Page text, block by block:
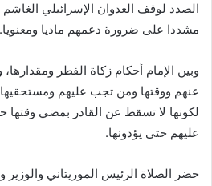
الصدد لوقف العدوان الإسرائيلي
مشددا على ضرورة دعمهم ماديا ومعنويا.
وبين الإمام أحكام زكاة الفطر
عنهم ووقتها ومن تجب عليهم
لكونها لا تسقط عن القادر بمضي
عليهم حتى يؤدونها.
حضر الصلاة الرئيس الموريتاني والوزير